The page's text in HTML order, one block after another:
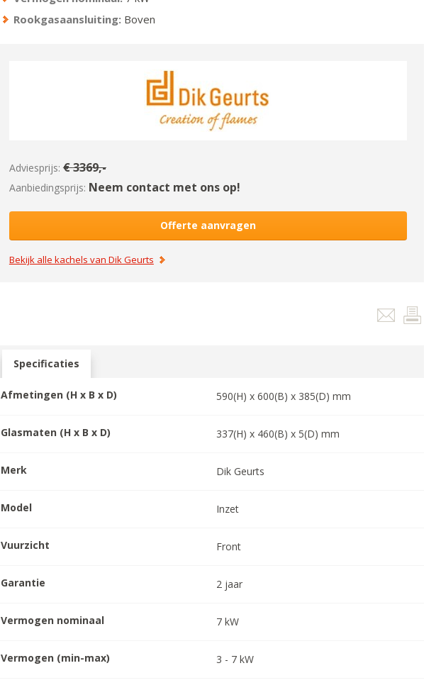
Rookgasaansluiting: Boven
Adviesprijs: €3369,-
Aanbiedingsprijs: Neem contact met ons op!
Offerte aanvragen
Bekijk alle kachels van Dik Geurts
Specificaties
Afmetingen (H x B x D) 590(H) x600(B) x 385(D) mm
Glasmaten (H x B x D) 337(H) x 460(B) x 5(D) mm
Merk Dik Geurts
Model Inzet
Vuurzicht Front
Garantie 2 jaar
Vermogen nominaal 7 kW
Vermogen (min-max) 3 - 7 kW